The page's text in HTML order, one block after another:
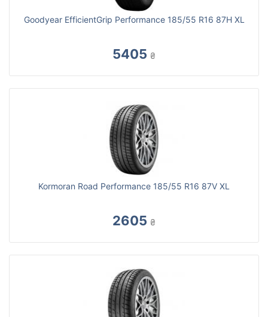
Goodyear EfficientGrip Performance 185/55 R16 87H XL
5405 ₴
Kormoran Road Performance 185/55 R16 87V XL
2605 ₴